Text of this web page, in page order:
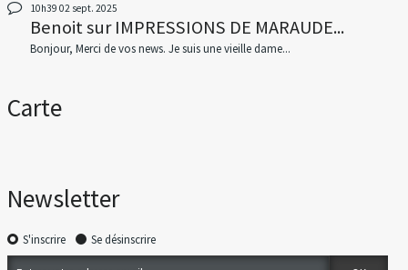
10h39 02 sept. 2025
BenoitsurIMPRESSIONS DE MARAUDE...
Bonjour, Merci de vos news. Je suis une vieille dame...
Carte
Newsletter
S'inscrire Se désinscrire